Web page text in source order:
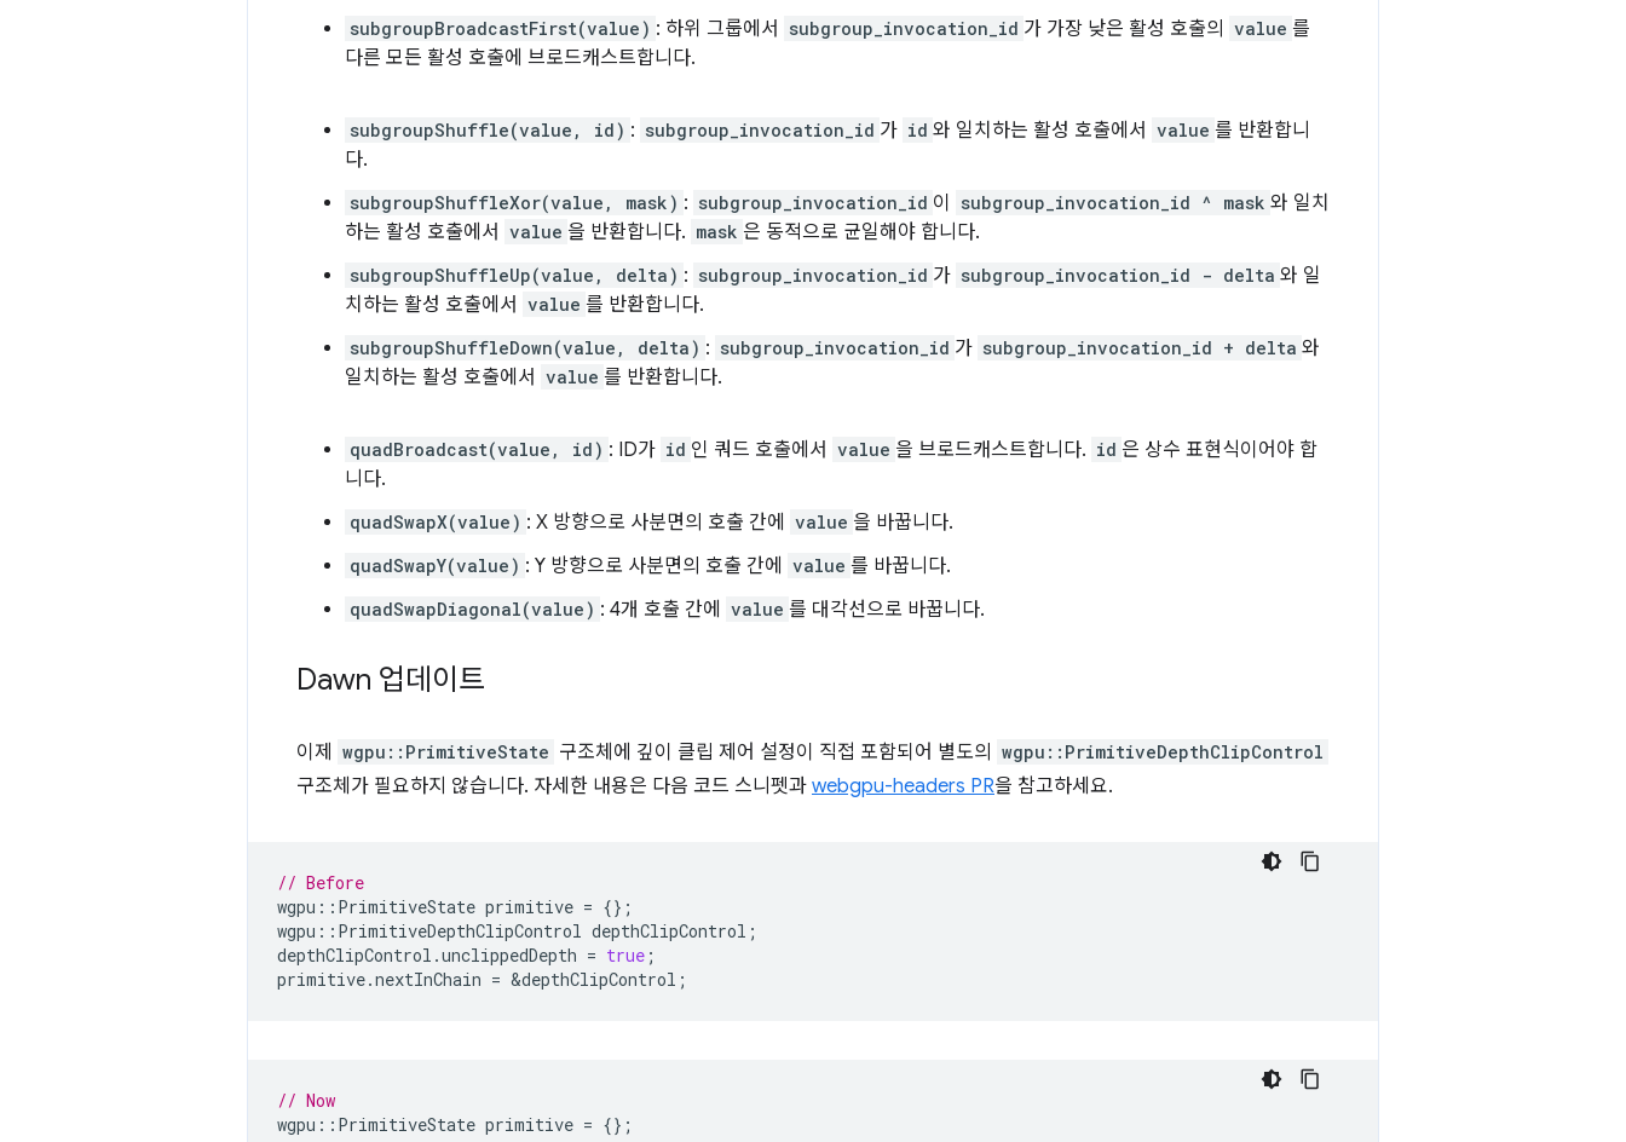
subgroupBroadcastFirst(value) : 하위 그룹에서 subgroup_invocation_id 가 가장 낮은 활성 호출의 value 를
다른 모든 활성 호출에 브로드캐스트합니다.
subgroupShuffle(value, id) : subgroup_invocation_id 가 id 와 일치하는 활성 호출에서 value 를 반환합니
다.
subgroupShuffleXor(value, mask) : subgroup_invocation_id 이 subgroup_invocation_id ^ mask 와 일치
하는 활성 호출에서 value 을 반환합니다. mask 은 동적으로 균일해야 합니다.
subgroupShuffleUp(value, delta) : subgroup_invocation_id 가 subgroup_invocation_id - delta 와 일
치하는 활성 호출에서 value 를 반환합니다.
subgroupShuffleDown(value, delta) : subgroup_invocation_id 가 subgroup_invocation_id + delta 와
일치하는 활성 호출에서 value 를 반환합니다.
quadBroadcast(value, id) : ID가 id 인 쿼드 호출에서 value 을 브로드캐스트합니다. id 은 상수 표현식이어야 합
니다.
quadSwapX(value) : X 방향으로 사분면의 호출 간에 value 을 바꿉니다.
quadSwapY(value) : Y 방향으로 사분면의 호출 간에 value 를 바꿉니다.
quadSwapDiagonal(value) : 4개 호출 간에 value 를 대각선으로 바꿉니다.
Dawn 업데이트
이제 wgpu::PrimitiveState 구조체에 깊이 클립 제어 설정이 직접 포함되어 별도의 wgpu::PrimitiveDepthClipControl
구조체가 필요하지 않습니다. 자세한 내용은 다음 코드 스니펫과 webgpu-headers PR을 참고하세요.
// Before
wgpu :: PrimitiveState primitive = {};
wgpu :: PrimitiveDepthClipControl depthClipControl ;
depthClipControl .unclippedDepth = true ;
primitive.nextInChain = &depthClipControl ;
// Now
wgpu :: PrimitiveState primitive = {};